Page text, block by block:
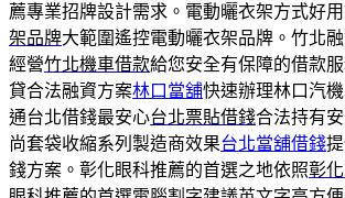
薦專業招牌設計需求。電動曬衣架方式好
架品牌大範圍遙控電動曬衣架品牌。竹北
經營竹北機車借款給您安全有保障的借款
貸合法融資方案林口當舖快速辦理林口汽
通台北借錢最安心台北票貼借錢合法持有
尚套袋收縮系列製造商效果台北當舖借錢
錢方案。彰化眼科推薦的首選之地依照彰